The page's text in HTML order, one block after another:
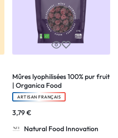
Mûres lyophilisées 100% pur fruit
| Organica Food
ARTISAN FRANÇAIS
3,79€
Natural Food Innovation